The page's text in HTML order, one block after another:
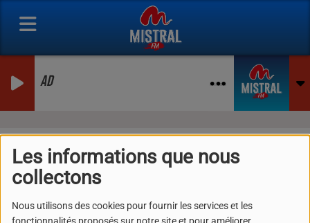
Les informations que nous
collectons
Nous utilisons des cookies pour fournir les services et les
AD
Se connecter